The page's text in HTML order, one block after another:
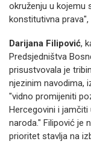
okruženju u kojemu
konstitutivna prava",
Darijana Filipović,
Predsjedništva
prisustvovala je
njezinim navodima,
"vidno promijeniti
Hercegovini i
naroda." Filipović je
prioritet stavlja na